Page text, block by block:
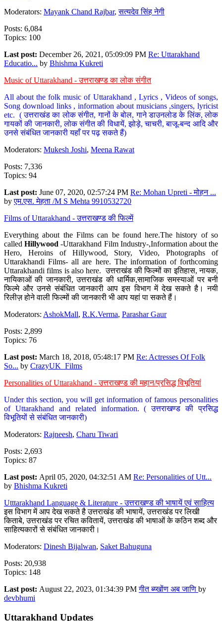
Moderators: Mayank Chand Rajbar,सत्यदेव सिंह नेगी
Posts: 6,084
Topics: 100
Last post: December 26, 2021, 05:09:09 PM Re: Uttarakhand
Educatio... by Bhishma Kukreti
Music of Uttarakhand - उत्तराखण्ड का लोक संगीत
All about the folk music of Uttarakhand , Lyrics , Videos of songs,
Song download links , information about musicians ,singers, lyricist
etc. ( उत्तराखंड का लोक संगीत, गानों के बोल, गाने डाउनलोड के लिंक, लोक
गायकों की जानकारी, लोक संगीत की विधायें, झोड़े, चाचरी, बाजू-बन्द आदि और
उनसे संबंधित जानकारी यहाँ पर पढ़ सकते हैं)
Moderators: Mukesh Joshi, Meena Rawat
Posts: 7,336
Topics: 94
Last post: June 07, 2020, 02:57:24 PM Re: Mohan Upreti - मोहन ...
byएम.एस. मेहता /M S Mehta 9910532720
Films of Uttarakhand - उत्तराखण्ड की फिल्में
Everything about the Films can be found here.The history of so
calledHillywood-Uttarakhand Film Industry-,Information about the
Hero, Heroins of Hillywood, Story, Video, Photographs of
Uttarakhandi Films- all are here. The information of forthcoming
Uttarakhandi films is also here. उत्तराखंड की फिल्मों का इतिहास, नायक,
नायिकाओं की जानकारी, उत्तराखंड की धार्मिक,सामाजिक समस्याओं पर बनी
फिल्मे और उनसे संबंधित जानकारी आप इस विभाग में देख सकते है। नयी
रिलीज़ होने वाली फिल्मों की जानकारी भी आप यहां पा सकते हैं।
Moderators: AshokMall, R.K.Verma, Parashar Gaur
Posts: 2,899
Topics: 76
Last post: March 18, 2018, 05:48:17 PM Re: Actresses Of Folk
So... by CrazyUK_Films
Personalities of Uttarakhand - उत्तराखण्ड की महान/प्रसिद्ध विभूतियां
Under this section, you will get information of famous personalities
of Uttarakhand and related information. ( उत्तराखण्ड की प्रसिद्ध
विभूतियों से संबंधित जानकारी)
Moderators: Rajneesh, Charu Tiwari
Posts: 2,693
Topics: 87
Last post: April 05, 2020, 04:32:51 AM Re: Personalities of Utt...
by Bhishma Kukreti
Utttarakhand Language & Literature - उत्तराखण्ड की भाषायें एवं साहित्य
इस विभाग में आप देख सकते है उत्तराखंड की भाषायें, उत्तराखंड पर लिखी
किताबे, उत्तराखंड पर रचित कवितायें, उत्तराखंड की भाषाओं के कठिन शब्द और
साहित्यकारों से संबंधित जानकारी।
Moderators: Dinesh Bijalwan, Saket Bahuguna
Posts: 20,938
Topics: 148
Last post: August 22, 2023, 01:34:39 PMगीत ब्य्खोंण अब जाणि by
devbhumi
Uttarakhand Updates